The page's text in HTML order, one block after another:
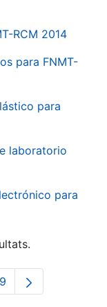
RCM 2014
para FNMT-
para
laboratorio
para
intermèdies
Pàgina